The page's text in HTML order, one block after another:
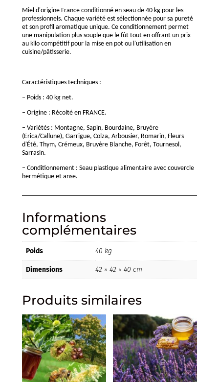
Miel d'origine France conditionné en seau de 40 kg pour les
professionnels. Chaque variété est sélectionnée pour sa pureté
et son profil aromatique unique. Ce conditionnement permet
une manipulation plus souple que le fût tout en offrant un prix
au kilo compétitif pour la mise en pot ou l'utilisation en
cuisine/pâtisserie.
Caractéristiques techniques :
– Poids : 40 kg net.
– Origine : Récolté en FRANCE.
– Variétés : Montagne, Sapin, Bourdaine, Bruyère
(Erica/Callune), Garrigue, Colza, Arbousier, Romarin, Fleurs
d'Été, Thym, Crémeux, Bruyère Blanche, Forêt, Tournesol,
Sarrasin.
– Conditionnement : Seau plastique alimentaire avec couvercle
hermétique et anse.
Informations
complémentaires
Poids 40 kg
Dimensions 42 × 42 × 40 cm
Produits similaires